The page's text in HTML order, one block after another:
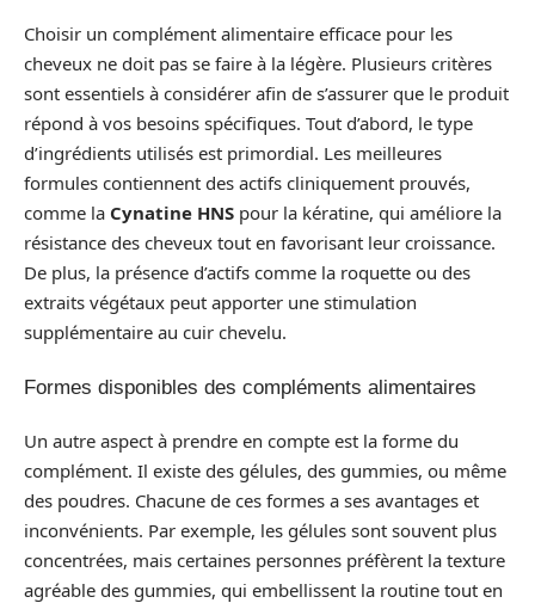
Choisir un complément alimentaire efficace pour les
cheveux ne doit pas se faire à la légère. Plusieurs critères
sont essentiels à considérer afin de s’assurer que le produit
répond à vos besoins spécifiques. Tout d’abord, le type
d’ingrédients utilisés est primordial. Les meilleures
formules contiennent des actifs cliniquement prouvés,
comme la Cynatine HNS pour la kératine, qui améliore la
résistance des cheveux tout en favorisant leur croissance.
De plus, la présence d’actifs comme la roquette ou des
extraits végétaux peut apporter une stimulation
supplémentaire au cuir chevelu.
Formes disponibles des compléments alimentaires
Un autre aspect à prendre en compte est la forme du
complément. Il existe des gélules, des gummies, ou même
des poudres. Chacune de ces formes a ses avantages et
inconvénients. Par exemple, les gélules sont souvent plus
concentrées, mais certaines personnes préfèrent la texture
agréable des gummies, qui embellissent la routine tout en